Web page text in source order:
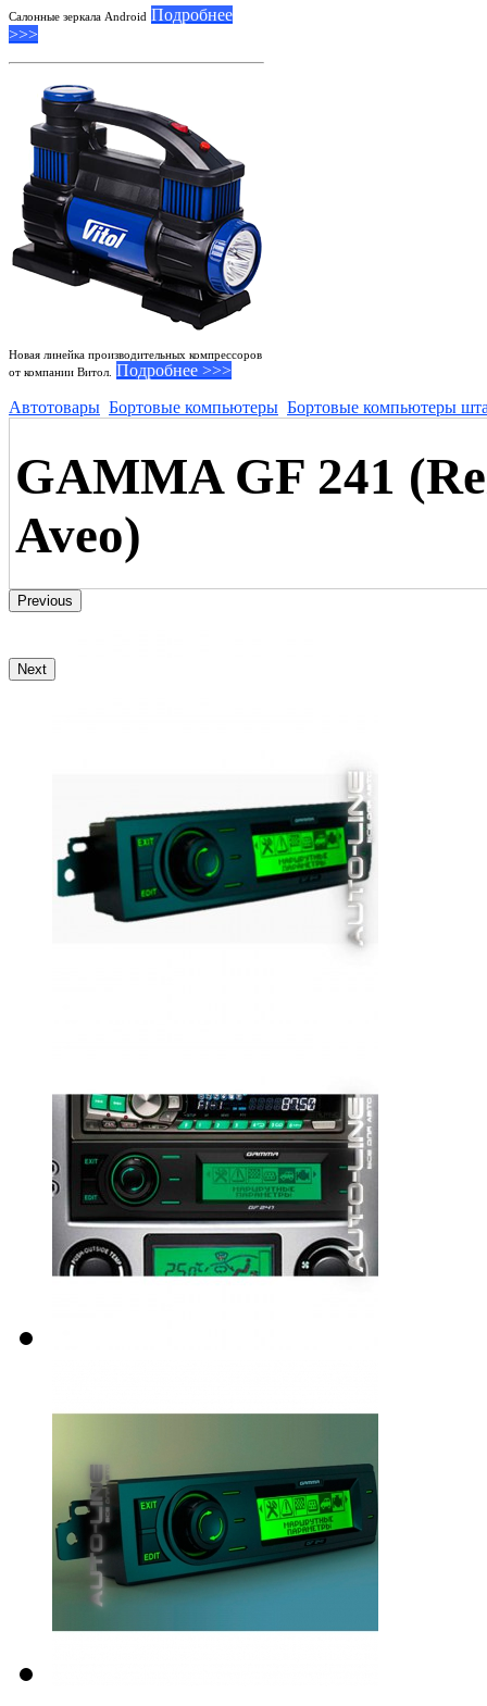
Салонные зеркала Android Подробнее
>>>
Новая линейка производительных компрессоров
от компании Витол.
Подробнее >>>
Автотовары Бортовые компьютеры Бортовые компьютеры
GAMMA GF 241
Aveo)